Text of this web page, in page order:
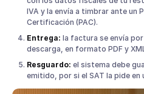
IVA y la envía a timbrar ante un
Certificación (PAC).
Entrega: la factura se envía
descarga, en formato PDF y
Resguardo: el sistema debe
emitido, por si el SAT la pide en